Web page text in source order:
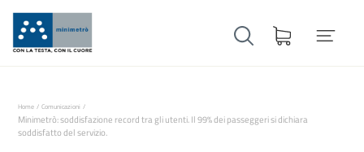
Home Comunicazioni
Minimetrò: soddisfazione record tra gli utenti. Il 99% dei passeggeri si dichiara
soddisfatto del servizio.